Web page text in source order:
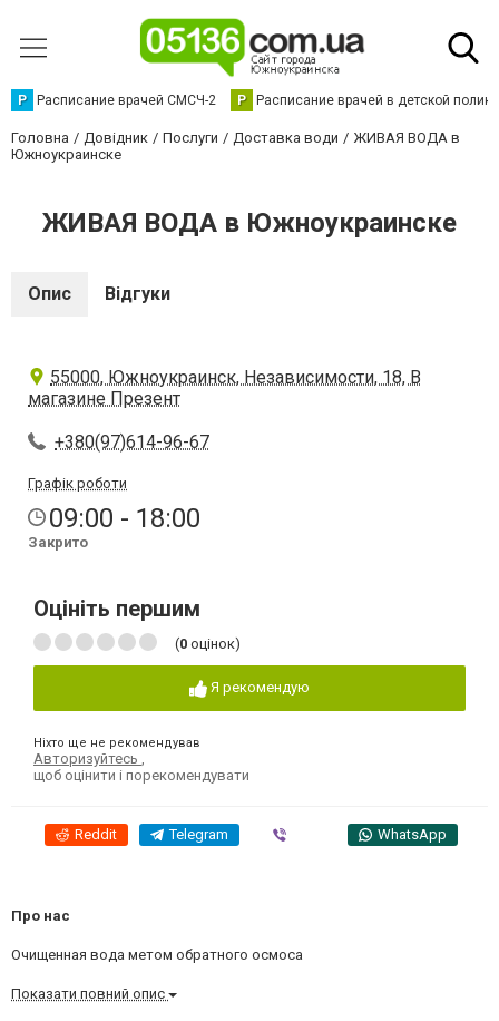
Р Расписание врачей СМСЧ-2 Р Расписание врачей в детской
Головна Довідник Послуги Доставка води
ЖИВАЯ ВОДА в
Южноукраинске
ЖИВАЯ ВОДА в Южноукраинске
Опис Відгуки
55000, Южноукраинск, Независимости, 18, В
магазине Презент
+380(97)614-96-67
Графік роботи
09:00 - 18:00
Закрито
Оцініть першим
(0 оцінок)
Я рекомендую
Ніхто ще не рекомендував
Авторизуйтесь
щоб оцінити і порекомендувати
Reddit Telegram WhatsApp
Про нас
Очищенная вода метом обратного осмоса
Показати повний опис